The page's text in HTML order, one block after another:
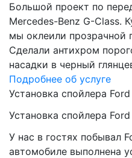
Большой проект по
Mercedes-Benz G-Class.
мы оклеили прозрачной
Сделали антихром
насадки в черный
Подробнее об услуге
Установка спойлера
Установка спойлера
У нас в гостях побывал
автомобиле выполнена